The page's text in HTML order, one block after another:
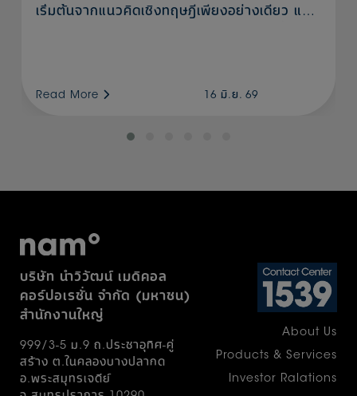
เริ่มต้นจากแนวคิดเชิงทฤษฎีเพียงอย่างเดียว แต่
ร่วมกับ สำนักงานพัฒนาวิทยาศาสตร์และ
กระบวนการทำงานด้านการฆ่าเชื้อและการทำให้
ปราศจากเชื้อที่เป็นรูปธรรม โดยผลงานที่เข้าร่วม
ประกวดยังมีศักยภาพในการพัฒนาต่อยอดสู่เชิง
พาณิชย์ อันจะก่อให้เกิดประโยชน์ต่อระบบ
สาธารณสุขและเศรษฐกิจของประเทศองค์รวม
แล้ววันนี้ก้เดินทางมาถึงเส้นชัย ขอแสดง
ความยินดีกับผู้ชนะโครงการ NAM Award 2026
โดยได้รับเกียรติจาก นายแพทย์ภานุวัฒน์ ปาน
Read More 16 มิ.ย. 69
บริษัท นำวิวัฒน์ เมดิคอล
คอร์ปอเรชั่น จำกัด (มหาชน)
สำนักงานใหญ่
999/3-5 ม.9 ถ.ประชาอุทิศ-คู่
สร้าง ต.ในคลองบางปลากด
อ.พระสมุทรเจดีย์
About Us
Products & Services
Investor Ralations